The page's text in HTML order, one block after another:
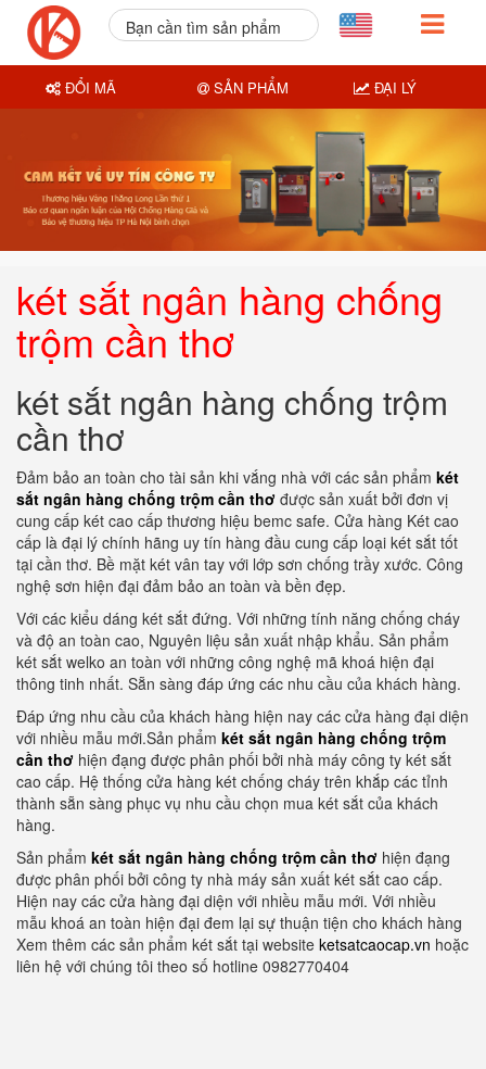
két sắt ngân hàng chống
trộm cần thơ
két sắt ngân hàng chống trộm
cần thơ
Đảm bảo an toàn cho tài sản khi vắng nhà với các sản phẩm két
sắt ngân hàng chống trộm cần thơ được sản xuất bởi đơn vị
cung cấp két cao cấp thương hiệu bemc safe. Cửa hàng Két cao
cấp là đại lý chính hãng uy tín hàng đầu cung cấp loại két sắt tốt
tại cần thơ. Bề mặt két vân tay với lớp sơn chống trầy xước. Công
nghệ sơn hiện đại đảm bảo an toàn và bền đẹp.
Với các kiểu dáng két sắt đứng. Với những tính năng chống cháy
và độ an toàn cao, Nguyên liệu sản xuất nhập khẩu. Sản phẩm
két sắt welko an toàn với những công nghệ mã khoá hiện đại
thông tinh nhất. Sẵn sàng đáp ứng các nhu cầu của khách hàng.
Đáp ứng nhu cầu của khách hàng hiện nay các cửa hàng đại diện
với nhiều mẫu mới.Sản phẩm két sắt ngân hàng chống trộm
cần thơ hiện đạng được phân phối bởi nhà máy công ty két sắt
cao cấp. Hệ thống cửa hàng két chống cháy trên khắp các tỉnh
thành sẵn sàng phục vụ nhu cầu chọn mua két sắt của khách
hàng.
Sản phẩm két sắt ngân hàng chống trộm cần thơ hiện đạng
được phân phối bởi công ty nhà máy sản xuất két sắt cao cấp.
Hiện nay các cửa hàng đại diện với nhiều mẫu mới. Với nhiều
mẫu khoá an toàn hiện đại đem lại sự thuận tiện cho khách hàng
Xem thêm các sản phẩm két sắt tại website ketsatcaocap.vn hoặc
liên hệ với chúng tôi theo số hotline 0982770404
Bạn cần tìm sản phẩm
ĐỔI MÃ SẢN PHẨM ĐẠI LÝ